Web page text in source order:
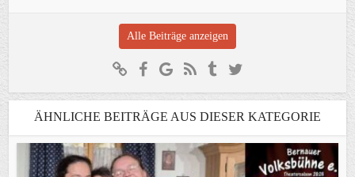
Alle Beiträge anzeigen
ÄHNLICHE BEITRÄGE AUS DIESER KATEGORIE